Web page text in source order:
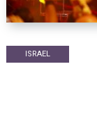
ISRAEL